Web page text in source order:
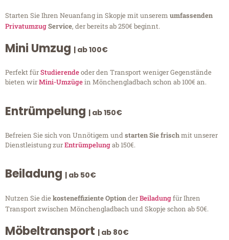
Starten Sie Ihren Neuanfang in Skopje mit unserem umfassenden
PrivatumzugService, der bereits ab 250€ beginnt.
Mini Umzug | ab 100€
Perfekt fürStudierendeoder den Transport weniger Gegenstände
bieten wirMini-Umzügein Mönchengladbach schon ab 100€ an.
Entrümpelung | ab 150€
Befreien Sie sich von Unnötigem undstarten Sie frischmit unserer
Dienstleistung zurEntrümpelungab 150€.
Beiladung | ab 50€
Nutzen Sie diekosteneffiziente OptionderBeiladungfür Ihren
Transport zwischen Mönchengladbach und Skopje schon ab 50€.
Möbeltransport | ab 80€